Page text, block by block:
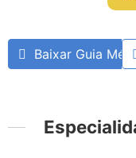
Baixar Guia